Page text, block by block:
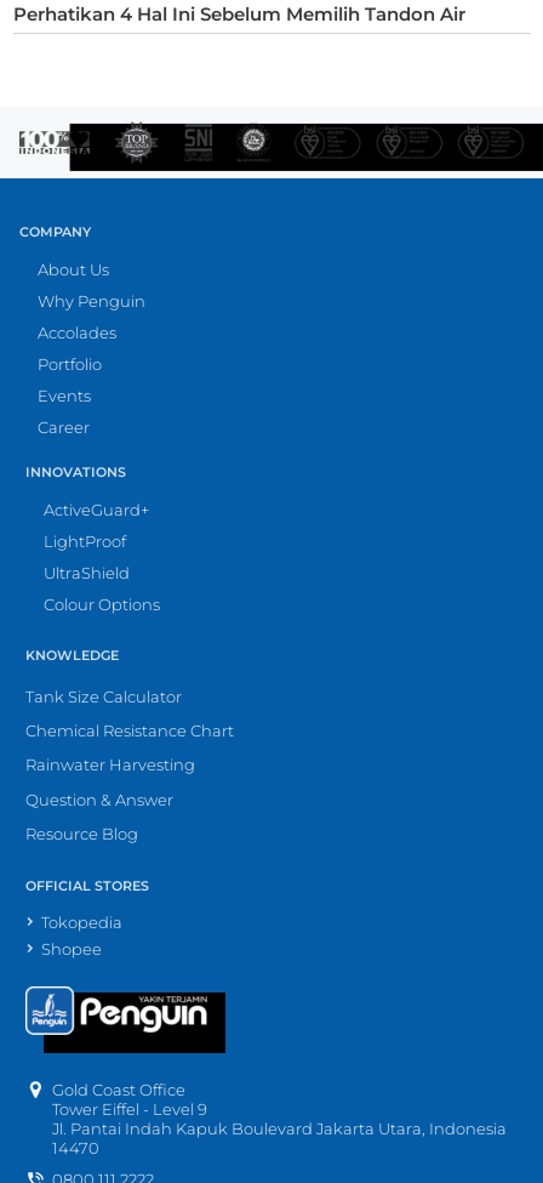
Perhatikan 4 Hal Ini Sebelum Memilih Tandon Air
COMPANY
About Us
Why Penguin
Accolades
Portfolio
Events
Career
INNOVATIONS
ActiveGuard+
LightProof
UltraShield
Colour Options
KNOWLEDGE
Tank Size Calculator
Chemical Resistance Chart
Rainwater Harvesting
Question & Answer
Resource Blog
OFFICIAL STORES
Tokopedia
Shopee
Gold Coast Office
Tower Eiffel - Level 9
Jl. Pantai Indah Kapuk Boulevard Jakarta Utara, Indonesia
14470